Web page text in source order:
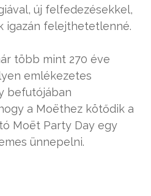
új felfedezésekkel,
igazán felejthetetlenné.
több mint 270 éve
emlékezetes
befutójában
a Moëthez kötődik a
Moët Party Day egy
ünnepelni.